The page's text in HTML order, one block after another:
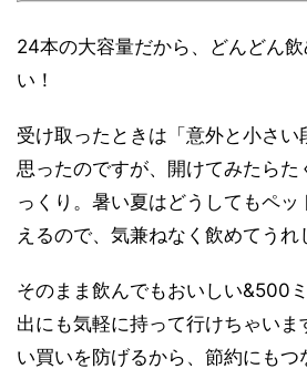
24本の大容量だから、どんどん
い！
受け取ったときは「意外と小さい
思ったのですが、開けてみたら
っくり。暑い夏はどうしてもペッ
えるので、気兼ねなく飲めてうれ
そのまま飲んでもおいしい&500
出にも気軽に持って行けちゃいま
い買いを防げるから、節約にもつ